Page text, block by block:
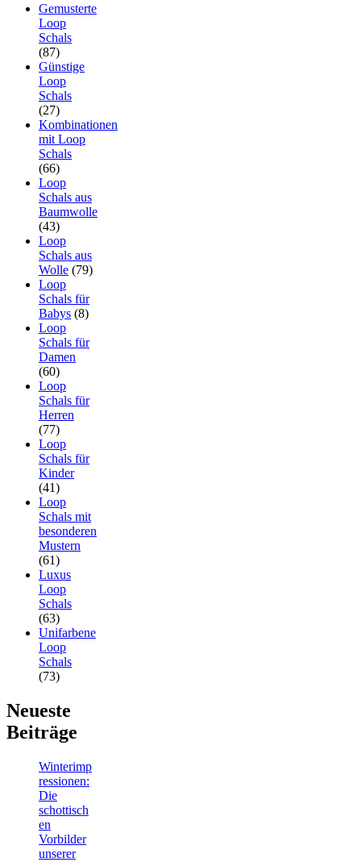
Gemusterte
Loop
Schals
(87)
Günstige
Loop
Schals
(27)
Kombinationen
mit Loop
Schals
(66)
Loop
Schals aus
Baumwolle
(43)
Loop
Schals aus
Wolle (79)
Loop
Schals für
Babys (8)
Loop
Schals für
Damen
(60)
Loop
Schals für
Herren
(77)
Loop
Schals für
Kinder
(41)
Loop
Schals mit
besonderen
Mustern
(61)
Luxus
Loop
Schals
(63)
Unifarbene
Loop
Schals
(73)
Neueste
Beiträge
Winterimp
ressionen:
Die
schottisch
en
Vorbilder
unserer